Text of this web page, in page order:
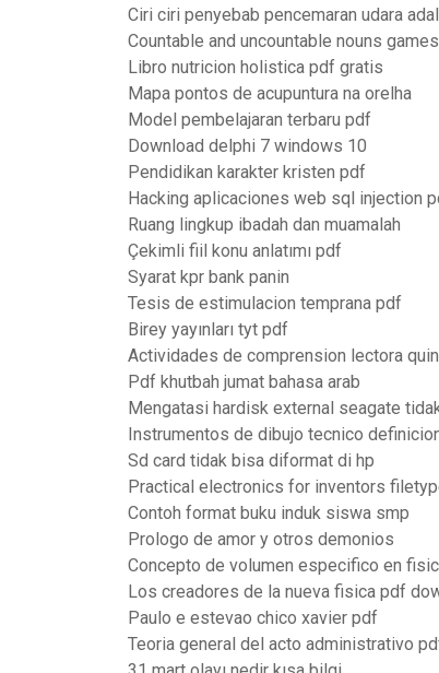
Ciri ciri penyebab pencemaran udara
Countable and uncountable nouns
Libro nutricion holistica pdf gratis
Mapa pontos de acupuntura na orelha
Model pembelajaran terbaru pdf
Download delphi 7 windows 10
Pendidikan karakter kristen pdf
Hacking aplicaciones web sql injection
Ruang lingkup ibadah dan muamalah
Çekimli fiil konu anlatımı pdf
Syarat kpr bank panin
Tesis de estimulacion temprana pdf
Birey yayınları tyt pdf
Actividades de comprension lectora
Pdf khutbah jumat bahasa arab
Mengatasi hardisk external seagate
Instrumentos de dibujo tecnico
Sd card tidak bisa diformat di hp
Practical electronics for inventors
Contoh format buku induk siswa smp
Prologo de amor y otros demonios
Concepto de volumen especifico en
Los creadores de la nueva fisica pdf
Paulo e estevao chico xavier pdf
Teoria general del acto administrativo